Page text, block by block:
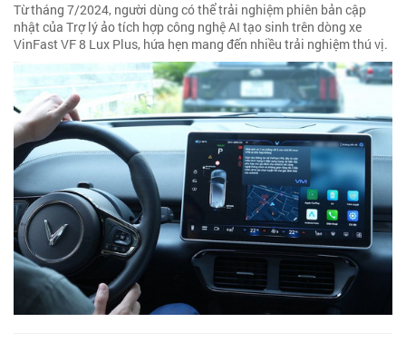
Từ tháng 7/2024, người dùng có thể trải nghiệm phiên bản cập
nhật của Trợ lý ảo tích hợp công nghệ AI tạo sinh trên dòng xe
VinFast VF 8 Lux Plus, hứa hẹn mang đến nhiều trải nghiệm thú vị.